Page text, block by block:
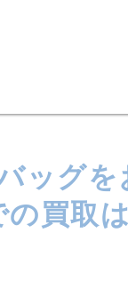
ッグ
の買取